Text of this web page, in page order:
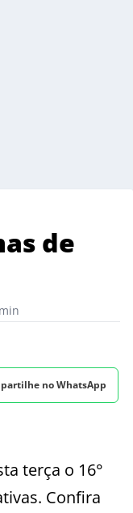
de
no WhatsApp
terça o 16°
Confira